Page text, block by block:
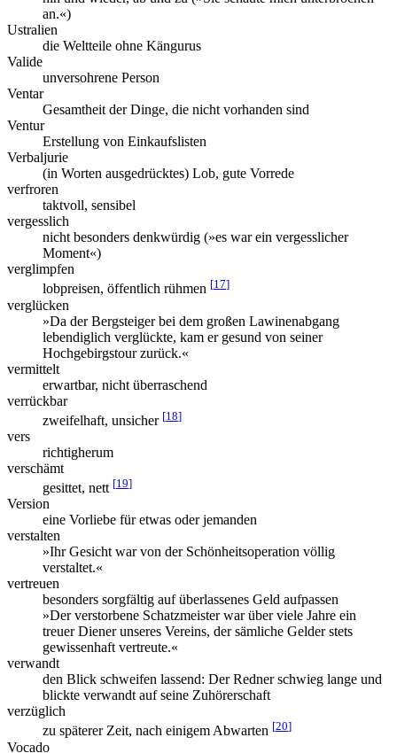
an.«)
Ustralien
die Weltteile ohne Kängurus
Valide
unversohrene Person
Ventar
Gesamtheit der Dinge, die nicht vorhanden sind
Ventur
Erstellung von Einkaufslisten
Verbaljurie
(in Worten ausgedrücktes) Lob, gute Vorrede
verfroren
taktvoll, sensibel
vergesslich
nicht besonders denkwürdig (»es war ein vergesslicher
Moment«)
verglimpfen
lobpreisen, öffentlich rühmen [17]
verglücken
»Da der Bergsteiger bei dem großen Lawinenabgang
lebendiglich verglückte, kam er gesund von seiner
Hochgebirgstour zurück.«
vermittelt
erwartbar, nicht überraschend
verrückbar
zweifelhaft, unsicher [18]
vers
richtigherum
verschämt
gesittet, nett [19]
Version
eine Vorliebe für etwas oder jemanden
verstalten
»Ihr Gesicht war von der Schönheitsoperation völlig
verstaltet.«
vertreuen
besonders sorgfältig auf überlassenes Geld aufpassen
»Der verstorbene Schatzmeister war über viele Jahre ein
treuer Diener unseres Vereins, der sämliche Gelder stets
gewissenhaft vertreute.«
verwandt
den Blick schweifen lassend: Der Redner schwieg lange und
blickte verwandt auf seine Zuhörerschaft
verzüglich
zu späterer Zeit, nach einigem Abwarten [20]
Vocado